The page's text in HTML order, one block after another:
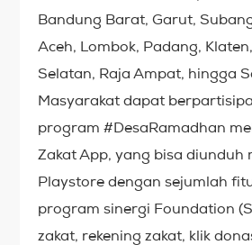
Bandung Barat, Garut,
Aceh, Lombok, Padang,
Selatan, Raja Ampat, hingga
Masyarakat dapat
program #DesaRamadhan
Zakat App, yang bisa diunduh
Playstore dengan sejumlah
program sinergi Foundation
zakat, rekening zakat, klik